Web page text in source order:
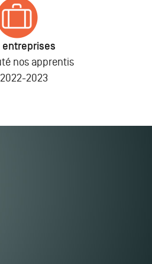
entreprises
nos apprentis
2023